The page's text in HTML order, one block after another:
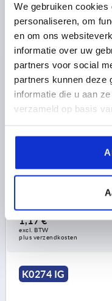
We gebruiken
personaliseren, om
en om ons
informatie over uw
partners voor social
partners kunnen deze
informatie die u aan
verzameld op basis
VLEUGELGREEP
BINNENDRAAD,
RAL7021,
DEKSEL:GRIJS
BREEDTE=4,5
1,17 €
excl. BTW
plus verzendkosten
K0274 IG